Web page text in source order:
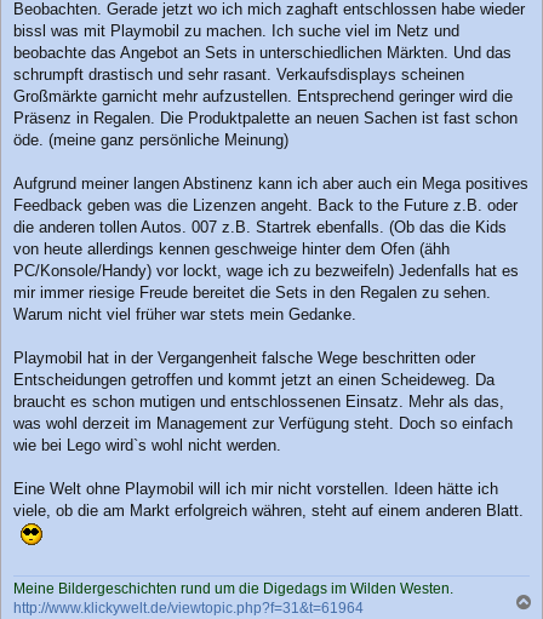
Beobachten. Gerade jetzt wo ich mich zaghaft entschlossen habe wieder
bissl was mit Playmobil zu machen. Ich suche viel im Netz und
beobachte das Angebot an Sets in unterschiedlichen Märkten. Und das
schrumpft drastisch und sehr rasant. Verkaufsdisplays scheinen
Großmärkte garnicht mehr aufzustellen. Entsprechend geringer wird die
Präsenz in Regalen. Die Produktpalette an neuen Sachen ist fast schon
öde. (meine ganz persönliche Meinung)
Aufgrund meiner langen Abstinenz kann ich aber auch ein Mega positives
Feedback geben was die Lizenzen angeht. Back to the Future z.B. oder
die anderen tollen Autos. 007 z.B. Startrek ebenfalls. (Ob das die Kids
von heute allerdings kennen geschweige hinter dem Ofen (ähh
PC/Konsole/Handy) vor lockt, wage ich zu bezweifeln) Jedenfalls hat es
mir immer riesige Freude bereitet die Sets in den Regalen zu sehen.
Warum nicht viel früher war stets mein Gedanke.
Playmobil hat in der Vergangenheit falsche Wege beschritten oder
Entscheidungen getroffen und kommt jetzt an einen Scheideweg. Da
braucht es schon mutigen und entschlossenen Einsatz. Mehr als das,
was wohl derzeit im Management zur Verfügung steht. Doch so einfach
wie bei Lego wird`s wohl nicht werden.
Eine Welt ohne Playmobil will ich mir nicht vorstellen. Ideen hätte ich
viele, ob die am Markt erfolgreich währen, steht auf einem anderen Blatt.
Meine Bildergeschichten rund um die Digedags im Wilden Westen.
http://www.klickywelt.de/viewtopic.php?f=31&t=61964